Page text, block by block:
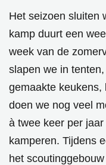
Het seizoen sluiten
kamp duurt een
week van de
slapen we in
gemaakte keukens,
doen we nog veel
à twee keer per
kamperen. Tijdens
het